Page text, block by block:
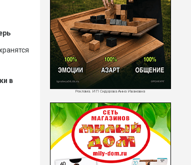
в
Реклама. ИП Сидорова Анна Ивановна